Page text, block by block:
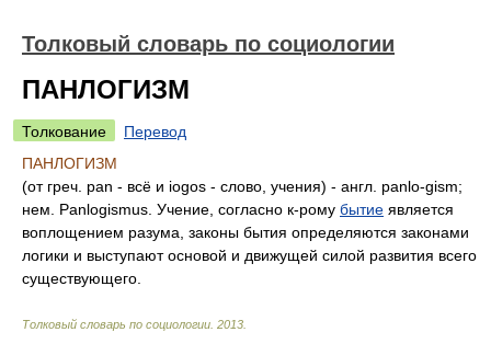
Толковый словарь по социологии
ПАНЛОГИЗМ
Толкование
Перевод
ПАНЛОГИЗМ
(от греч. pan - всё и iogos - слово, учения) - англ. panlo-gism;
нем. Panlogismus. Учение, согласно к-рому бытие является
воплощением разума, законы бытия определяются законами
логики и выступают основой и движущей силой развития всего
существующего.
Толковый словарь по социологии 2013